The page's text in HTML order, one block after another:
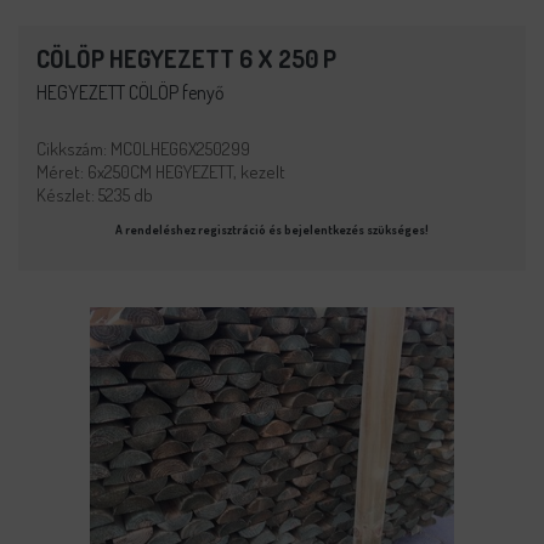
CÖLÖP HEGYEZETT 6 X 250 P
HEGYEZETT CÖLÖP fenyő
Cikkszám: MCOLHEG6X250299
Méret: 6x250CM HEGYEZETT, kezelt
Készlet: 5235 db
A rendeléshez regisztráció és bejelentkezés szükséges!